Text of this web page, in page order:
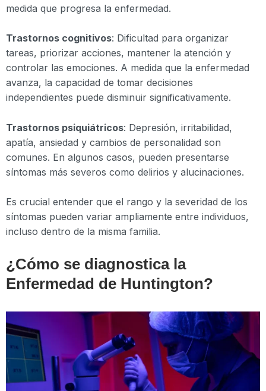
medida que progresa la enfermedad.
Trastornos cognitivos: Dificultad para organizar
tareas, priorizar acciones, mantener la atención y
controlar las emociones. A medida que la enfermedad
avanza, la capacidad de tomar decisiones
independientes puede disminuir significativamente.
Trastornos psiquiátricos: Depresión, irritabilidad,
apatía, ansiedad y cambios de personalidad son
comunes. En algunos casos, pueden presentarse
síntomas más severos como delirios y alucinaciones.
Es crucial entender que el rango y la severidad de los
síntomas pueden variar ampliamente entre individuos,
incluso dentro de la misma familia.
¿Cómo se diagnostica la
Enfermedad de Huntington?